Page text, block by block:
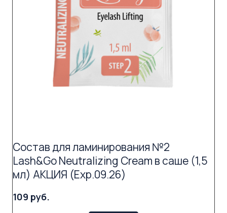
Состав для ламинирования №2
Lash&Go Neutralizing Cream в саше (1,5
мл) АКЦИЯ (Exp.09.26)
109 руб.